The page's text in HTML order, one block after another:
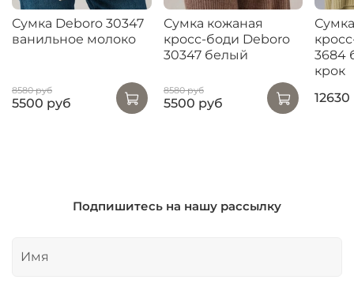
Сумка Deboro 30347
ванильное молоко
8580 руб
5500 руб
Сумка кожаная
кросс-боди Deboro
30347 белый
8580 руб
5500 руб
3684
крок
Подпишитесь на нашу рассылку